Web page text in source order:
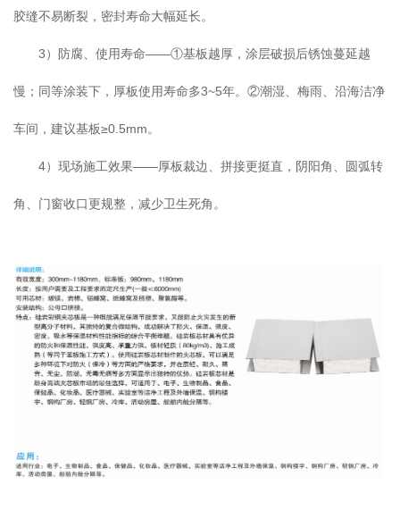
胶缝不易断裂，密封寿命大幅延长。
3）防腐、使用寿命——①基板越厚，涂层破损后锈蚀蔓延越
慢；同等涂装下，厚板使用寿命多3~5年。②潮湿、梅雨、沿海洁净
车间，建议基板≥0.5mm。
4）现场施工效果——厚板裁边、拼接更挺直，阴阳角、圆弧转
角、门窗收口更规整，减少卫生死角。